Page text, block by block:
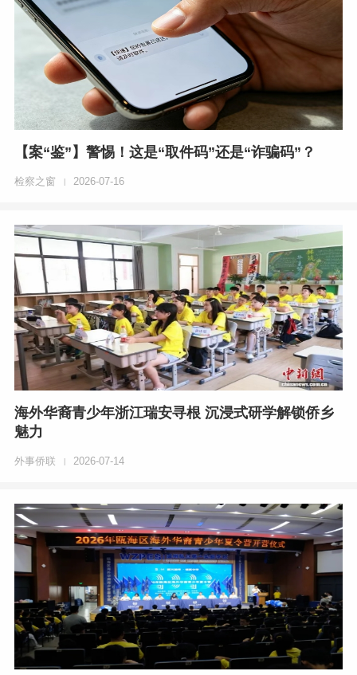
【案“鉴”】警惕！这是“取件码”还是“诈骗码”？
检察之窗 | 2026-07-16
海外华裔青少年浙江瑞安寻根 沉浸式研学解锁侨乡
魅力
外事侨联 | 2026-07-14